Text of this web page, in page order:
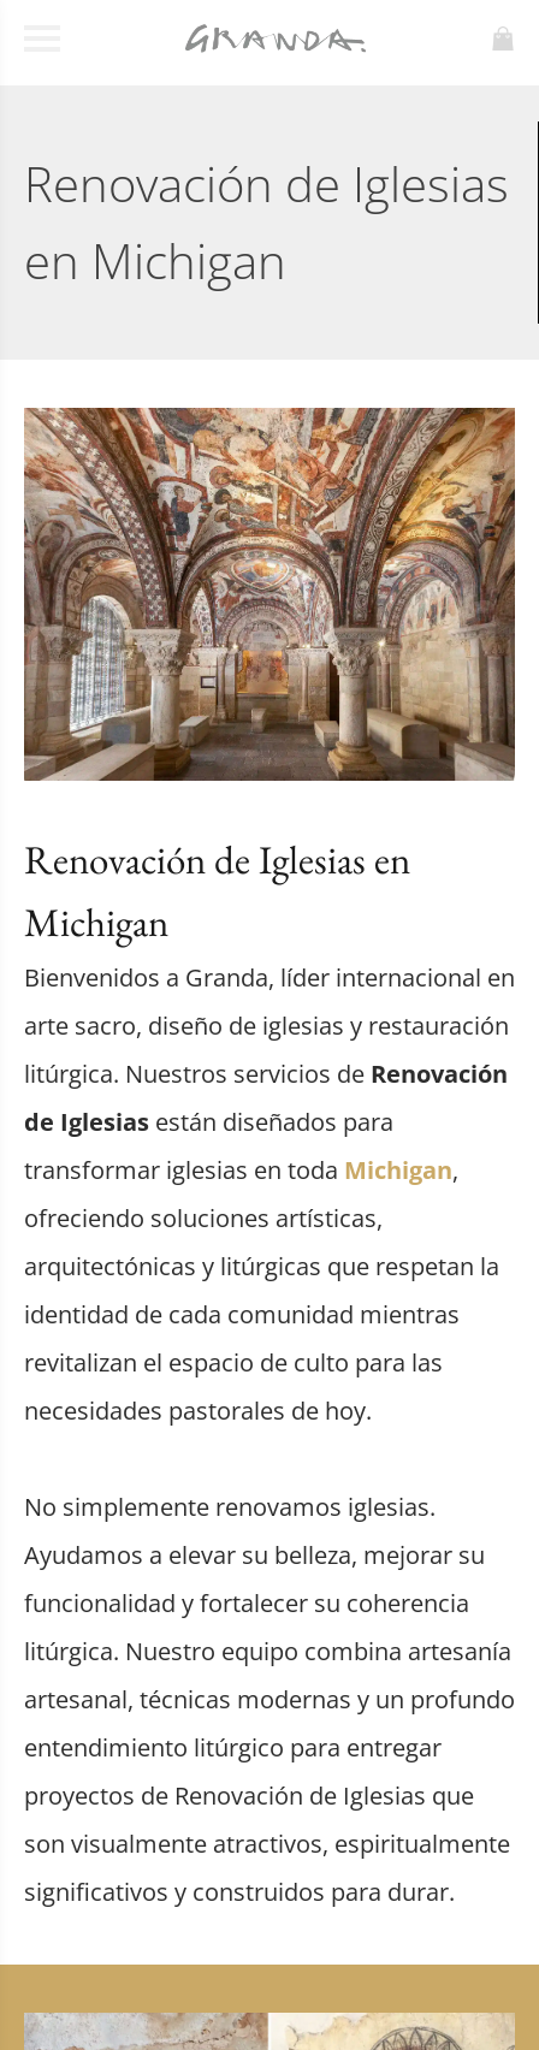
Renovación de Iglesias
en Michigan
Renovación de Iglesias en
Michigan
Bienvenidos a Granda, líder internacional en
arte sacro, diseño de iglesias y restauración
litúrgica. Nuestros servicios de Renovación
de Iglesias están diseñados para
transformar iglesias en toda Michigan,
ofreciendo soluciones artísticas,
arquitectónicas y litúrgicas que respetan la
identidad de cada comunidad mientras
revitalizan el espacio de culto para las
necesidades pastorales de hoy.
No simplemente renovamos iglesias.
Ayudamos a elevar su belleza, mejorar su
funcionalidad y fortalecer su coherencia
litúrgica. Nuestro equipo combina artesanía
artesanal, técnicas modernas y un profundo
entendimiento litúrgico para entregar
proyectos de Renovación de Iglesias que
son visualmente atractivos, espiritualmente
significativos y construidos para durar.